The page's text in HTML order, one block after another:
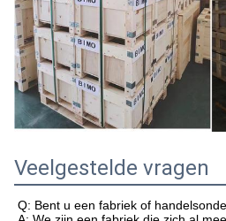
Veelgestelde vragen
Q: Bent u een fabriek of